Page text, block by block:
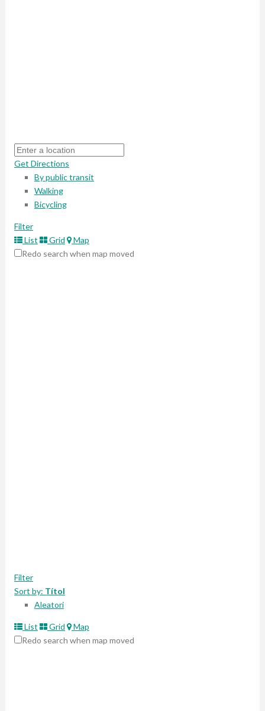
Get Directions
By public transit
Walking
Bicycling
Filter
List
Grid
Map
Redo search when map moved
Filter
Sort by: Títol
Aleatori
List Grid
Map
Redo search when map moved